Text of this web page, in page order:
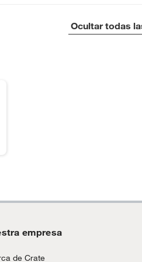
Ocultar todas
empresa
de Crate